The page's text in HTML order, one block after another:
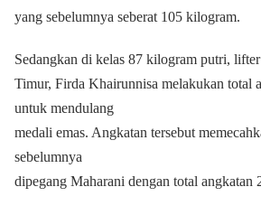
yang sebelumnya seberat 105 kilogram.
Sedangkan di kelas 87 kilogram putri,
Timur, Firda Khairunnisa melakukan total
untuk mendulang
medali emas. Angkatan tersebut
sebelumnya
dipegang Maharani dengan total angkatan